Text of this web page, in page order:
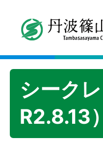
シーク
R2.8.13）